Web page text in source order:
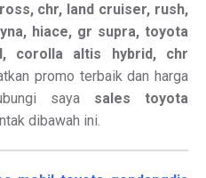
chr, land cruiser, rush,
hiace, gr supra, toyota
corolla altis hybrid, chr
promo terbaik dan harga
saya sales toyota
dibawah ini.